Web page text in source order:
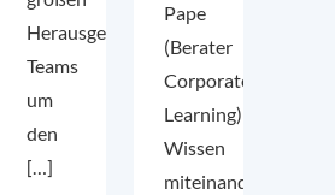
Herausgeber-
Teams
um
den
[…]
Pape
(Berater
Corporate
Learning)
Wissen
miteinander